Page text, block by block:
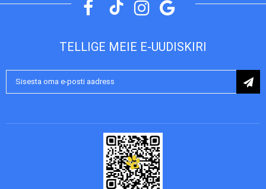
TELLIGE MEIE E-UUDISKIRI